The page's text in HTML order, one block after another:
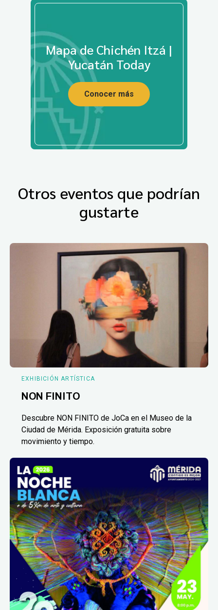
Mapa de Chichén Itzá |
Yucatán Today
Conocer más
Otros eventos que podrían
gustarte
EXHIBICIÓN ARTÍSTICA
NON FINITO
Descubre NON FINITO de JoCa en el Museo de la
Ciudad de Mérida. Exposición gratuita sobre
movimiento y tiempo.